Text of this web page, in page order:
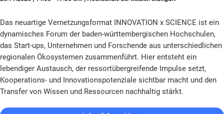
Das neuartige Vernetzungsformat INNOVATION x SCIENCE ist ein
dynamisches Forum der baden-württembergischen Hochschulen,
das Start-ups, Unternehmen und Forschende aus unterschiedlichen
regionalen Ökosystemen zusammenführt. Hier entsteht ein
lebendiger Austausch, der ressortübergreifende Impulse setzt,
Kooperations- und Innovationspotenziale sichtbar macht und den
Transfer von Wissen und Ressourcen nachhaltig stärkt.